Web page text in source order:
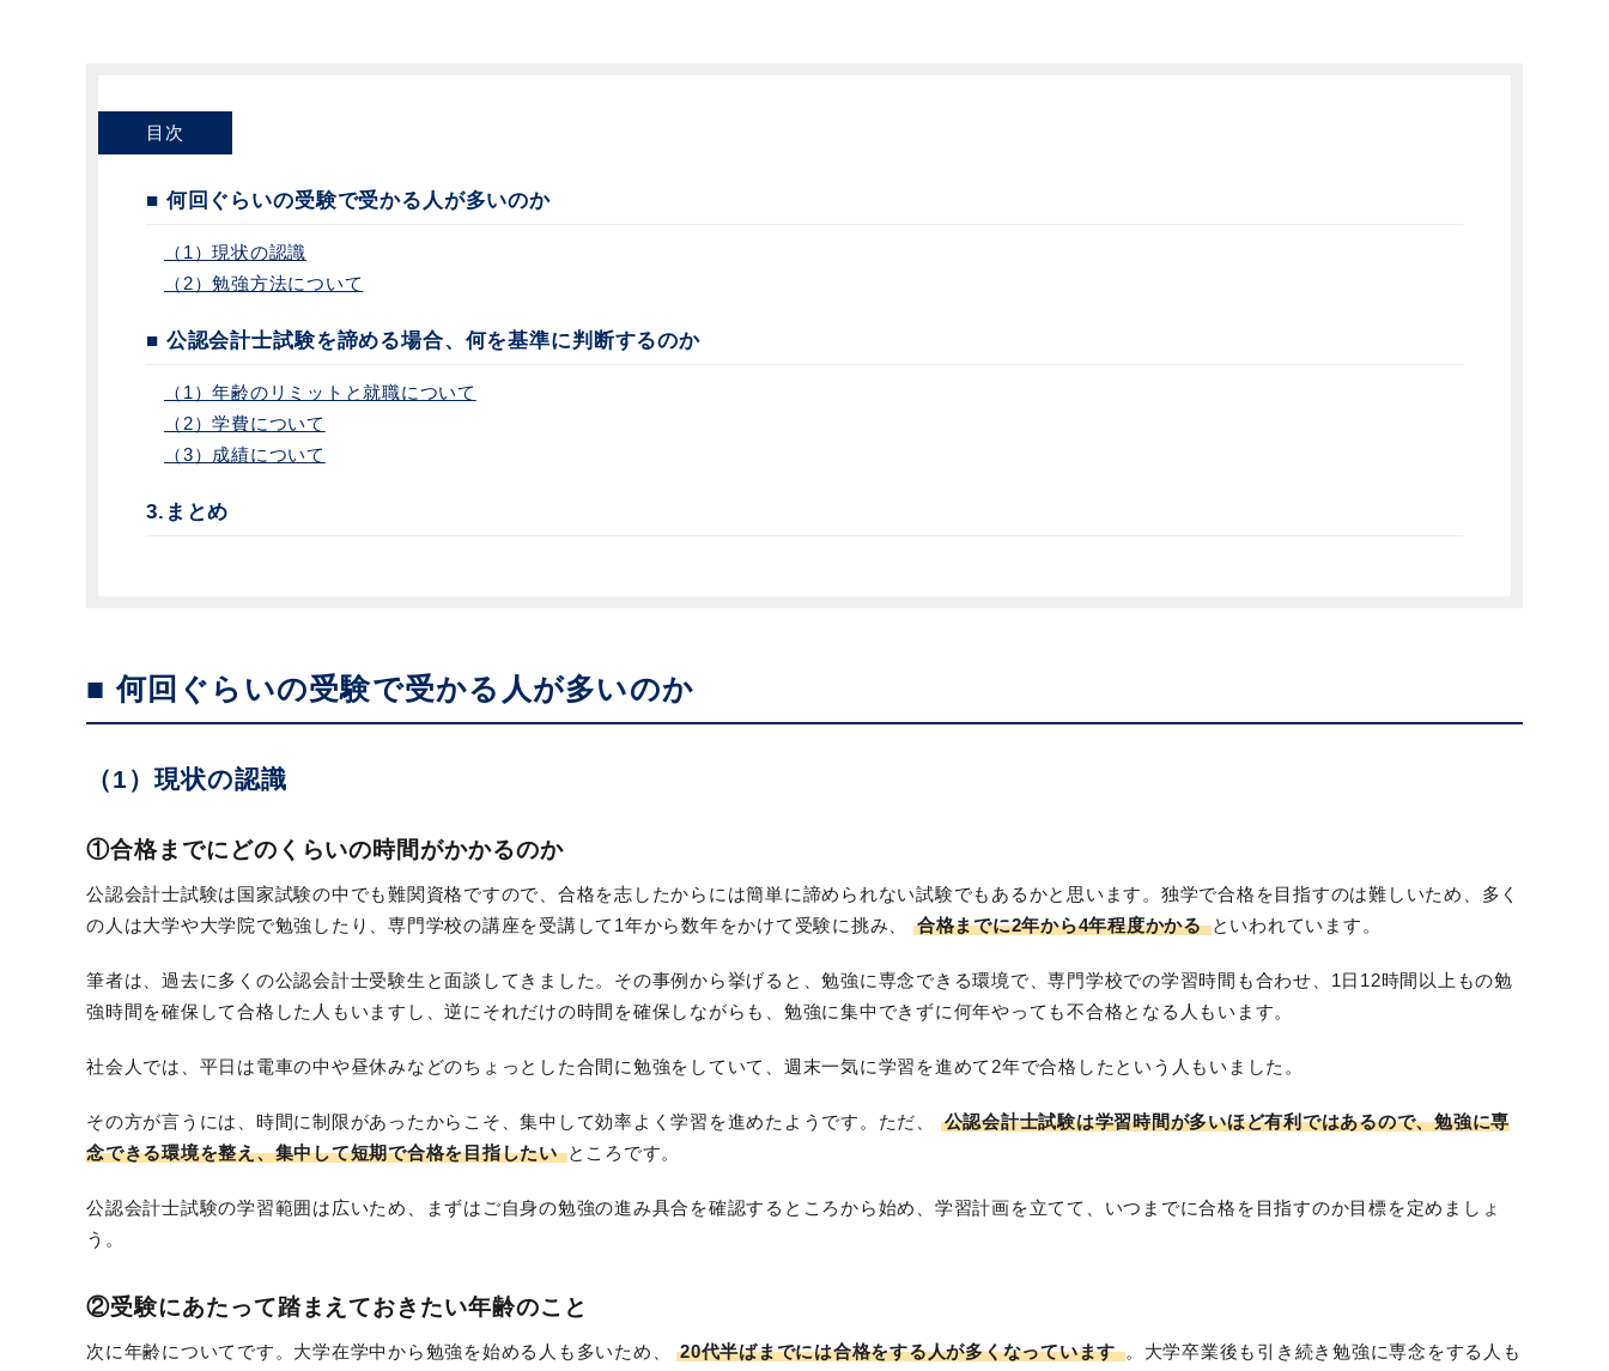
目次
■ 何回ぐらいの受験で受かる人が多いのか
（1）現状の認識
（2）勉強方法について
■ 公認会計士試験を諦める場合、何を基準に判断するのか
（1）年齢のリミットと就職について
（2）学費について
（3）成績について
3.まとめ
■ 何回ぐらいの受験で受かる人が多いのか
（1）現状の認識
①合格までにどのくらいの時間がかかるのか
公認会計士試験は国家試験の中でも難関資格ですので、合格を志したからには簡単に諦められない試験でもあるかと思います。独学で合格を目指すのは難しいため、多く
の人は大学や大学院で勉強したり、専門学校の講座を受講して1年から数年をかけて受験に挑み、
合格までに2年から4年程度かかるといわれています。
筆者は、過去に多くの公認会計士受験生と面談してきました。その事例から挙げると、勉強に専念できる環境で、専門学校での学習時間も合わせ、1日12時間以上もの勉
強時間を確保して合格した人もいますし、逆にそれだけの時間を確保しながらも、勉強に集中できずに何年やっても不合格となる人もいます。
社会人では、平日は電車の中や昼休みなどのちょっとした合間に勉強をしていて、週末一気に学習を進めて2年で合格したという人もいました。
その方が言うには、時間に制限があったからこそ、集中して効率よく学習を進めたようです。ただ、
公認会計士試験は学習時間が多いほど有利ではあるので、勉強に専
念できる環境を整え、集中して短期で合格を目指したいところです。
公認会計士試験の学習範囲は広いため、まずはご自身の勉強の進み具合を確認するところから始め、学習計画を立てて、いつまでに合格を目指すのか目標を定めましょ
う。
②受験にあたって踏まえておきたい年齢のこと
次に年齢についてです。大学在学中から勉強を始める人も多いため、 20代半ばまでには合格をする人が多くなっています。大学卒業後も引き続き勉強に専念をする人も